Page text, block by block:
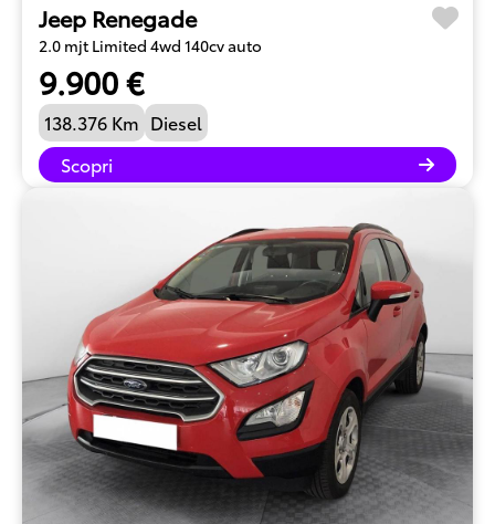
Jeep Renegade
2.0 mjt Limited 4wd 140cv auto
9.900 €
138.376 Km Diesel
Scopri